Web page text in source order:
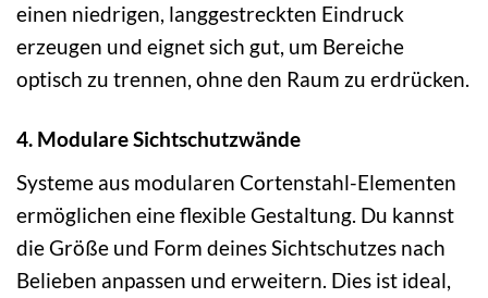
einen niedrigen, langgestreckten Eindruck
erzeugen und eignet sich gut, um Bereiche
optisch zu trennen, ohne den Raum zu erdrücken.
4. Modulare Sichtschutzwände
Systeme aus modularen Cortenstahl-Elementen
ermöglichen eine flexible Gestaltung. Du kannst
die Größe und Form deines Sichtschutzes nach
Belieben anpassen und erweitern. Dies ist ideal,